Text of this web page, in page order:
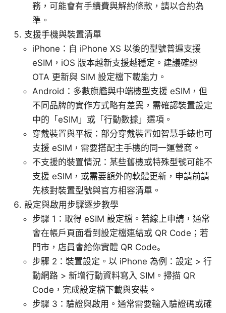
務，可能會有手續費與解約條款，請以合約為
準。
支援手機與裝置清單
iPhone：自 iPhone XS 以後的型號普遍支援
eSIM，iOS 版本越新支援越穩定。建議確認
OTA 更新與 SIM 設定檔下載能力。
Android：多數旗艦與中端機型支援 eSIM，但
不同品牌的實作方式略有差異，需確認裝置設定
中的「eSIM」或「行動數據」選項。
穿戴裝置與平板：部分穿戴裝置如智慧手錶也可
支援 eSIM，需要搭配主手機的同一運營商。
不支援的裝置情況：某些舊機或特殊型號可能不
支援 eSIM，或需要額外的軟體更新，申請前請
先核對裝置型號與官方相容清單。
設定與啟用步驟逐步教學
步驟 1：取得 eSIM 設定檔。若線上申請，通常
會在帳戶頁面看到設定檔連結或 QR Code；若
門市，店員會給你實體 QR Code。
步驟 2：裝置設定。以 iPhone 為例：設定 > 行
動網路 > 新增行動資料寫入 SIM。掃描 QR
Code，完成設定檔下載與安裝。
步驟 3：驗證與啟用。通常需要輸入驗證碼或確